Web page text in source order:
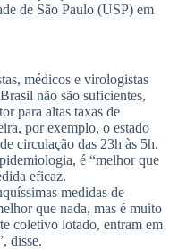
de São Paulo (USP) em
médicos e virologistas
não são suficientes,
para altas taxas de
por exemplo, o estado
circulação das 23h às 5h.
é “melhor que
eficaz.
medidas de
que nada, mas é muito
coletivo lotado, entram em
disse.